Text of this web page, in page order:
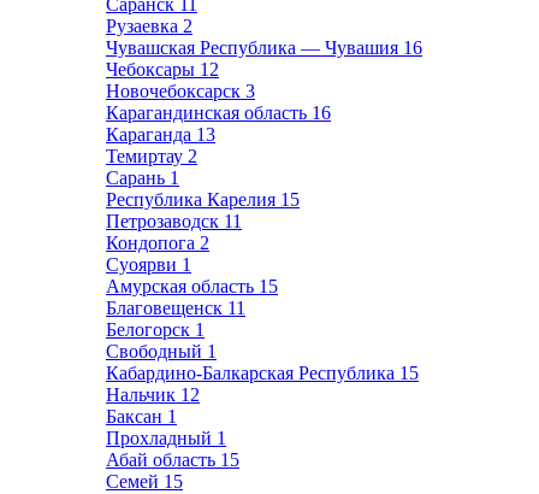
Саранск 11
Рузаевка 2
Чувашская Республика — Чувашия 16
Чебоксары 12
Новочебоксарск 3
Карагандинская область 16
Караганда 13
Темиртау 2
Сарань 1
Республика Карелия 15
Петрозаводск 11
Кондопога 2
Суоярви 1
Амурская область 15
Благовещенск 11
Белогорск 1
Свободный 1
Кабардино-Балкарская Республика 15
Нальчик 12
Баксан 1
Прохладный 1
Абай область 15
Семей 15